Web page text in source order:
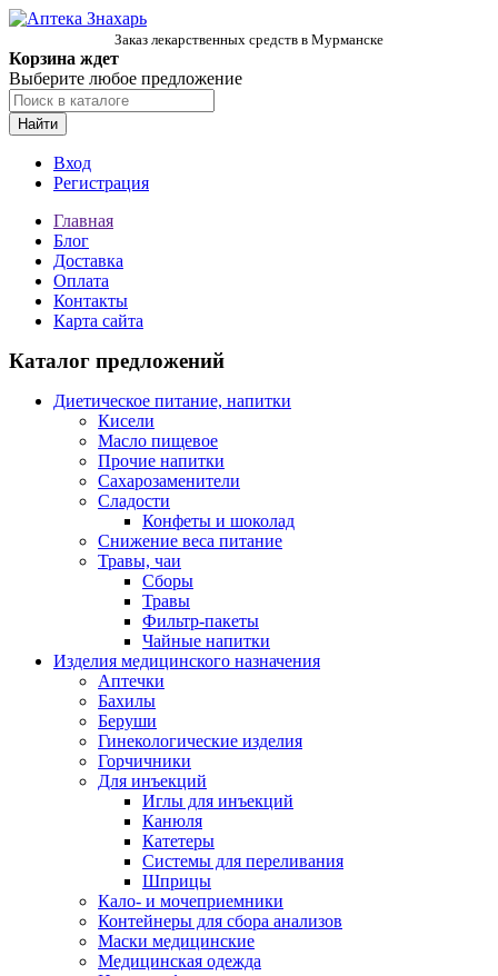
Заказ лекарственных средств в Мурманске
Корзина ждет
Выберите любое предложение
Найти
Вход
Регистрация
Главная
Блог
Доставка
Оплата
Контакты
Карта сайта
Каталог предложений
Диетическое питание, напитки
Кисели
Масло пищевое
Прочие напитки
Сахарозаменители
Сладости
Конфеты и шоколад
Снижение веса питание
Травы, чаи
Сборы
Травы
Фильтр-пакеты
Чайные напитки
Изделия медицинского назначения
Аптечки
Бахилы
Беруши
Гинекологические изделия
Горчичники
Для инъекций
Иглы для инъекций
Канюля
Катетеры
Системы для переливания
Шприцы
Кало- и мочеприемники
Контейнеры для сбора анализов
Маски медицинские
Медицинская одежда